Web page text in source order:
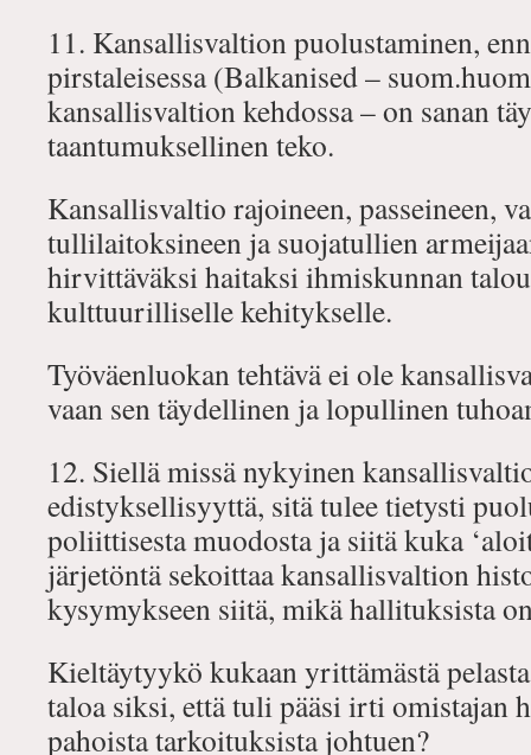
11. Kansallisvaltion puolustaminen,
pirstaleisessa (Balkanised –
kansallisvaltion kehdossa – on sanan
taantumuksellinen teko.
Kansallisvaltio rajoineen, passeineen,
tullilaitoksineen ja suojatullien
hirvittäväksi haitaksi ihmiskunnan
kulttuurilliselle kehitykselle.
Työväenluokan tehtävä ei ole
vaan sen täydellinen ja lopullinen
12. Siellä missä nykyinen
edistyksellisyyttä, sitä tulee tietysti
poliittisesta muodosta ja siitä kuka
järjetöntä sekoittaa kansallisvaltion
kysymykseen siitä, mikä hallituksista
Kieltäytyykö kukaan yrittämästä
taloa siksi, että tuli pääsi irti omistajan
pahoista tarkoituksista johtuen?